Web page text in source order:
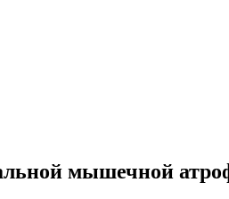
мышечной